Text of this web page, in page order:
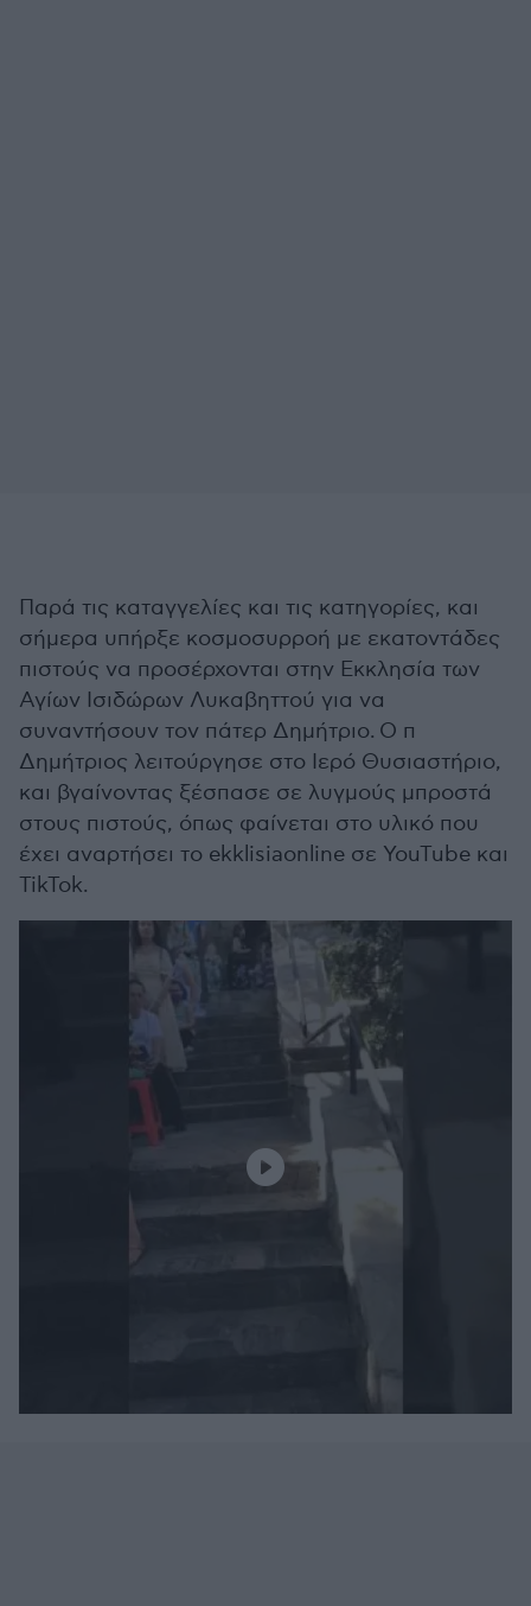
Παρά τις καταγγελίες και τις κατηγορίες, και
σήμερα υπήρξε κοσμοσυρροή με εκατοντάδες
πιστούς να προσέρχονται στην Εκκλησία των
Αγίων Ισιδώρων Λυκαβηττού για να
συναντήσουν τον πάτερ Δημήτριο. Ο π
Δημήτριος λειτούργησε στο Ιερό Θυσιαστήριο,
και βγαίνοντας ξέσπασε σε λυγμούς μπροστά
στους πιστούς, όπως φαίνεται στο υλικό που
έχει αναρτήσει το ekklisiaonline σε YouTube και
TikTok.